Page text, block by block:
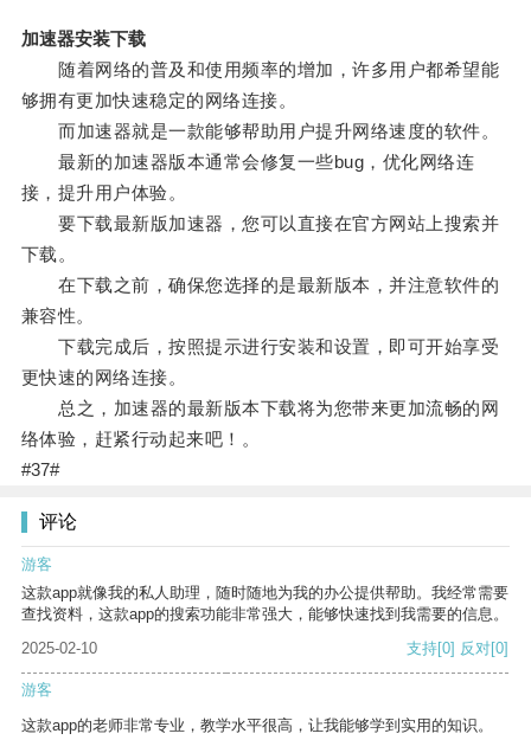
加速器安装下载
随着网络的普及和使用频率的增加，许多用户都希望能
够拥有更加快速稳定的网络连接。
而加速器就是一款能够帮助用户提升网络速度的软件。
最新的加速器版本通常会修复一些bug，优化网络连
接，提升用户体验。
要下载最新版加速器，您可以直接在官方网站上搜索并
下载。
在下载之前，确保您选择的是最新版本，并注意软件的
兼容性。
下载完成后，按照提示进行安装和设置，即可开始享受
更快速的网络连接。
总之，加速器的最新版本下载将为您带来更加流畅的网
络体验，赶紧行动起来吧！。
#37#
评论
游客
这款app就像我的私人助理，随时随地为我的办公提供帮助。我经常需要
查找资料，这款app的搜索功能非常强大，能够快速找到我需要的信息。
2025-02-10
支持[0] 反对[0]
游客
这款app的老师非常专业，教学水平很高，让我能够学到实用的知识。